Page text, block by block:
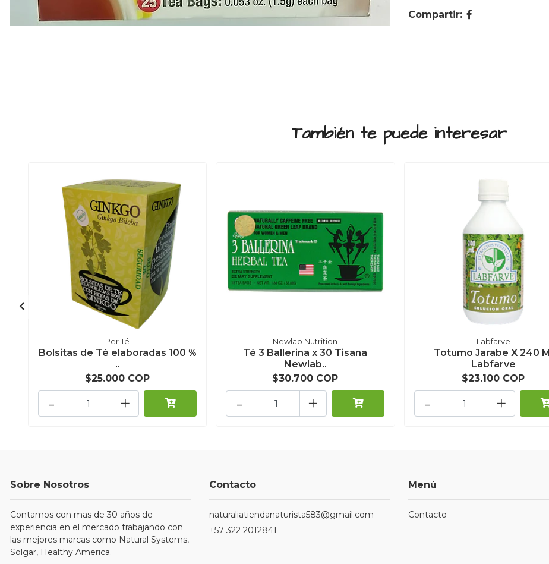
Compartir:
También te puede interesar
Per Té
Bolsitas de Té elaboradas 100 %
..
$25.000 COP
+
-
Newlab Nutrition
Té 3 Ballerina x 30 Tisana
Newlab..
$30.700 COP
+
-
Labfarve
Totumo Jarabe X 240 Ml
Labfarve
$23.100 COP
+
-
Sobre Nosotros
Contamos con mas de 30 años de
experiencia en el mercado trabajando con
las mejores marcas como Natural Systems,
Solgar, Healthy America.
Contacto
naturaliatiendanaturista583@gmail.com
+57 322 2012841
Menú
Contacto